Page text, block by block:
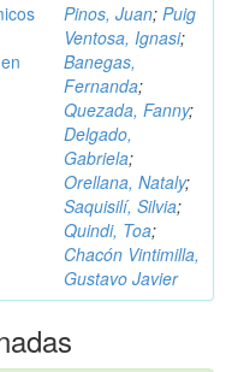
Pinos, Juan; Puig
Ventosa, Ignasi;
Banegas,
Fernanda;
Quezada, Fanny;
Delgado,
Gabriela;
Orellana, Nataly;
Saquisilí, Silvia;
Quindi, Toa;
Chacón Vintimilla,
Gustavo Javier